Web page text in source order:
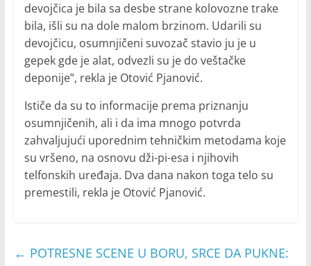
devojčica je bila sa desbe strane kolovozne trake
bila, išli su na dole malom brzinom. Udarili su
devojčicu, osumnjičeni suvozač stavio ju je u
gepek gde je alat, odvezli su je do veštačke
deponije”, rekla je Otović Pjanović.
Ističe da su to informacije prema priznanju
osumnjičenih, ali i da ima mnogo potvrda
zahvaljujući uporednim tehničkim metodama koje
su vršeno, na osnovu dži-pi-esa i njihovih
telfonskih uređaja. Dva dana nakon toga telo su
premestili, rekla je Otović Pjanović.
← POTRESNE SCENE U BORU, SRCE DA PUKNE: